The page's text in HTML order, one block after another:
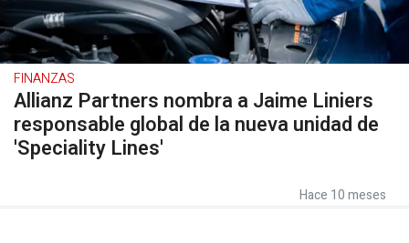
FINANZAS
Allianz Partners nombra a Jaime Liniers
responsable global de la nueva unidad de
'Speciality Lines'
Hace 10 meses